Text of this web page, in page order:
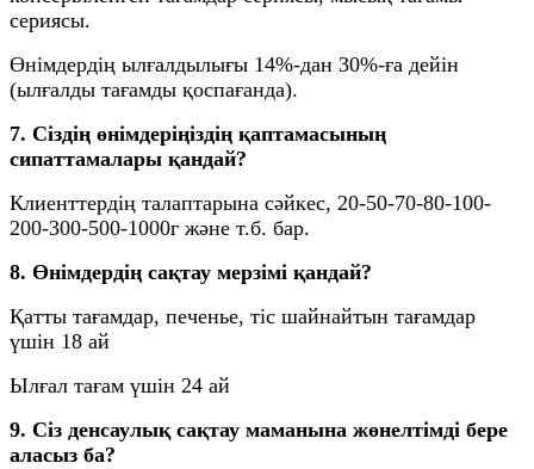
сериясы.
Өнімдердің ылғалдылығы 14%-дан 30%-ға дейін
(ылғалды тағамды қоспағанда).
7. Сіздің өнімдеріңіздің қаптамасының
сипаттамалары қандай?
Клиенттердің талаптарына сәйкес, 20-50-70-80-100-
200-300-500-1000г және т.б. бар.
8. Өнімдердің сақтау мерзімі қандай?
Қатты тағамдар, печенье, тіс шайнайтын тағамдар
үшін 18 ай
Ылғал тағам үшін 24 ай
9. Сіз денсаулық сақтау маманына жөнелтімді бере
аласыз ба?